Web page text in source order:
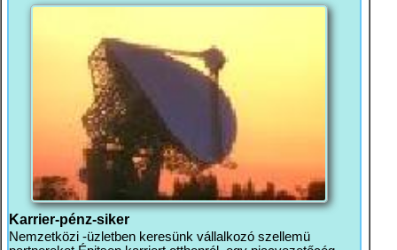
Karrier-pénz-siker
Nemzetközi -üzletben keresünk vállalkozó szellemü